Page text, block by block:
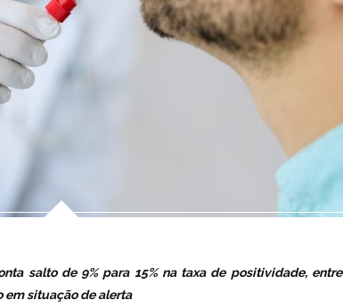
salto de 9% para 15% na taxa de positividade, entre
em situação de alerta